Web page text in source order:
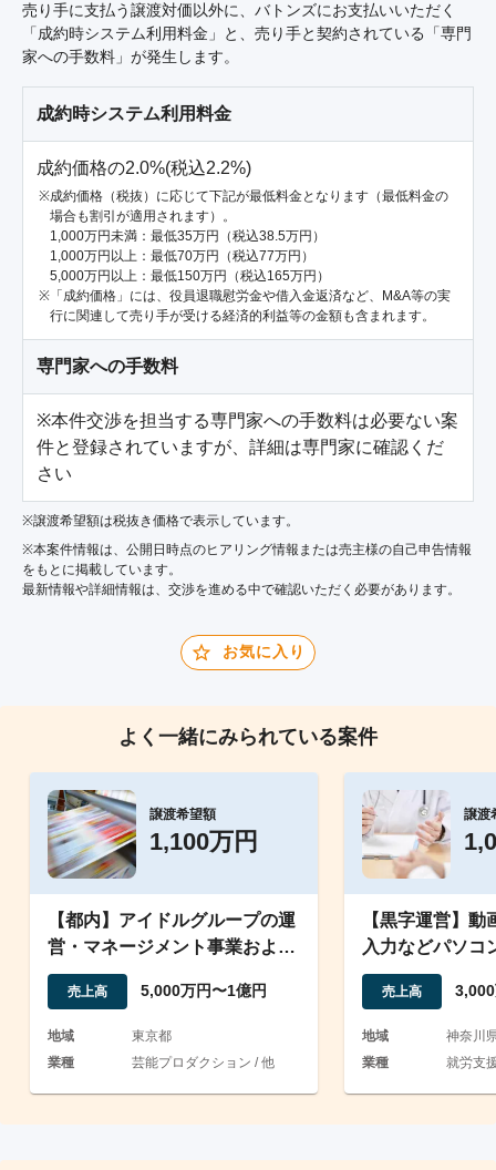
売り手に支払う譲渡対価以外に、バトンズにお支払いいただく
「成約時システム利用料金」と、売り手と契約されている「専門
家への手数料」が発生します。
成約時システム利用料金
成約価格の2.0%(税込2.2%)
成約価格（税抜）に応じて下記が最低料金となります（最低料金の
場合も割引が適用されます）。
1,000万円未満：最低35万円（税込38.5万円）
1,000万円以上：最低70万円（税込77万円）
5,000万円以上：最低150万円（税込165万円）
「成約価格」には、役員退職慰労金や借入金返済など、M&A等の実
行に関連して売り手が受ける経済的利益等の金額も含まれます。
専門家への手数料
※本件交渉を担当する専門家への手数料は必要ない案
件と登録されていますが、詳細は専門家に確認くだ
さい
※譲渡希望額は税抜き価格で表示しています。
※本案件情報は、公開日時点のヒアリング情報または売主様の自己申告情報
をもとに掲載しています。
最新情報や詳細情報は、交渉を進める中で確認いただく必要があります。
お気に入り
よく一緒にみられている案件
譲渡希望額
1,100万円
【都内】アイドルグループの運
営・マネージメント事業および
イベント企画事業一式
売上高 5,000万円〜1億円
地域
東京都
業種
芸能プロダクション / 他
譲渡
【黒字運営】
入力などパソコ
労継続支援B型
売上高
地域
神奈川
業種
就労支